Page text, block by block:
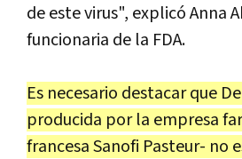
de este virus", explicó Anna
funcionaria de la FDA.
Es necesario destacar que
producida por la empresa
francesa Sanofi Pasteur- no